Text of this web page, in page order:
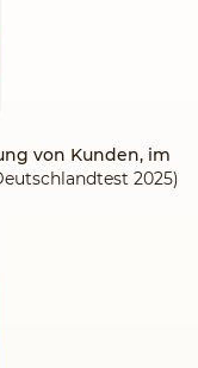
von Kunden, im
2025)